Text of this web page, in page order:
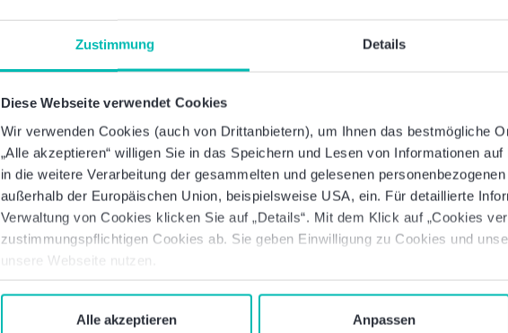
Zustimmung Details
Diese Webseite verwendet Cookies
Wir verwenden Cookies (auch von Drittanbietern), um Ihnen das bestmögliche
„Alle akzeptieren“ willigen Sie in das Speichern und Lesen von Informationen
in die weitere Verarbeitung der gesammelten und gelesenen
außerhalb der Europäischen Union, beispielsweise USA, ein. Für detaillierte
Verwaltung von Cookies klicken Sie auf „Details“. Mit dem Klick auf „Cookies
zustimmungspflichtigen Cookies ab. Sie geben Einwilligung zu Cookies und
unsere Webseite nutzen.
Anpassen
Alle akzeptieren
verbindet Reisemanagement-Prozesse zudem mit einer
einer passgenauen Abbildung veränderter regulatorischer
sich fortentwickelnden Technologien, immer auf dem aktuellsten
Concur-Produkte in allen Bereichen im Rahmen einer End-to-
Geschäftsreisekosten durch die Integration von Prozessen und
Funktionen in Ihrem gesamten Unternehmen im Griff zu
Unsere Expertise für einen idealen
Thema Digitalisierung